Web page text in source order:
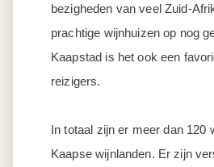
bezigheden van veel Zuid-
prachtige wijnhuizen op nog
Kaapstad is het ook een
reizigers.
In totaal zijn er meer dan 120
Kaapse wijnlanden. Er zijn